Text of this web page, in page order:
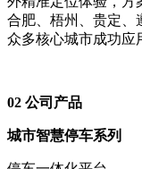
合肥、梧州、贵定、
众多核心城市成功应
02 公司产品
城市智慧停车系列